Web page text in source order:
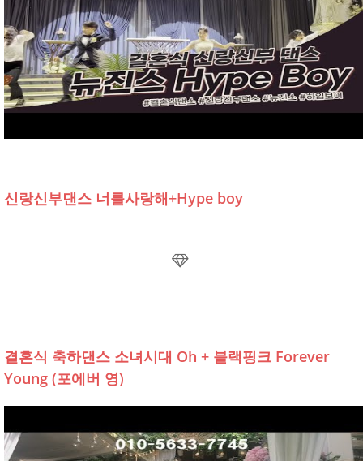
신랑신부댄스 너를사랑해+Hype boy
결혼식 축하댄스 소녀시대 Oh + 블랙핑크 Forever
Young (포에버 영)